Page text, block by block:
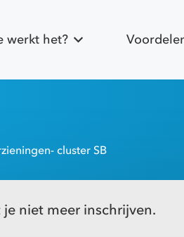
werkt het?
cluster SB
niet meer inschrijven.